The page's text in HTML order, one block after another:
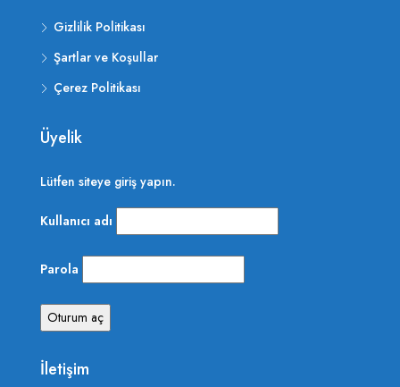
Gizlilik Politikası
Şartlar ve Koşullar
Çerez Politikası
Üyelik
Lütfen siteye giriş yapın.
Kullanıcı adı
Parola
İletişim